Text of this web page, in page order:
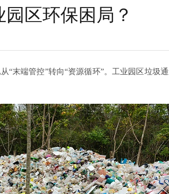
区环保困局？
“末端管控”转向“资源循环”。 工业园区垃圾